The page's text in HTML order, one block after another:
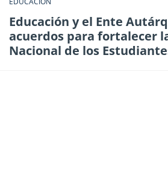
Educación y el Ente
acuerdos para fortalecer
Nacional de los